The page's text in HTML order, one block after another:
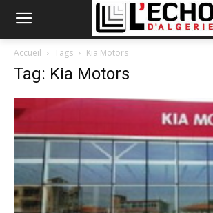
Accueil Tags Kia Motors
Tag: Kia Motors